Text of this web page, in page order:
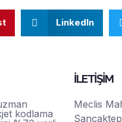
LinkedIn
kodlama
İLETİŞİM
Meclis